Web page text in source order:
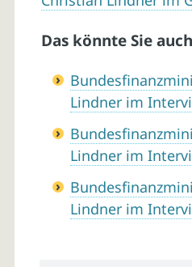
Das könnte Sie
Lindner im
Lindner im
Lindner im